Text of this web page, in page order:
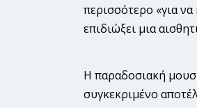
περισσότερο «για
επιδιώξει μια
Η παραδοσιακή
συγκεκριμένο